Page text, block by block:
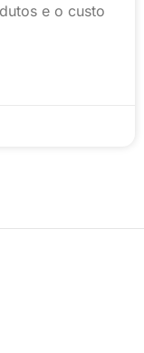
e o custo